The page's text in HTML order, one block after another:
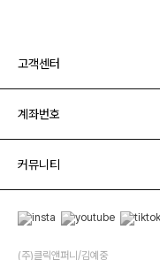
고객센터
계좌번호
커뮤니티
(주)클릭앤퍼니/김예중